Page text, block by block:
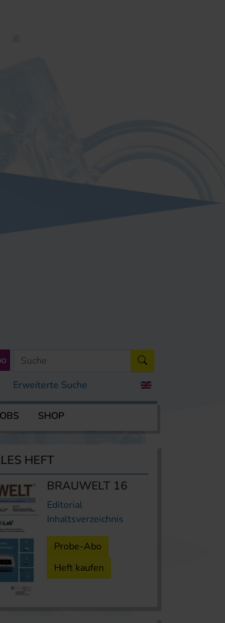
Erweiterte Suche
SHOP
HEFT
BRAUWELT 16
Editorial
Inhaltsverzeichnis
Probe-Abo
Heft kaufen